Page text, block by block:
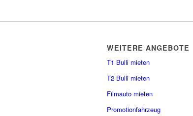
WEITERE ANGEBOTE
T1 Bulli mieten
T2 Bulli mieten
Filmauto mieten
Promotionfahrzeug